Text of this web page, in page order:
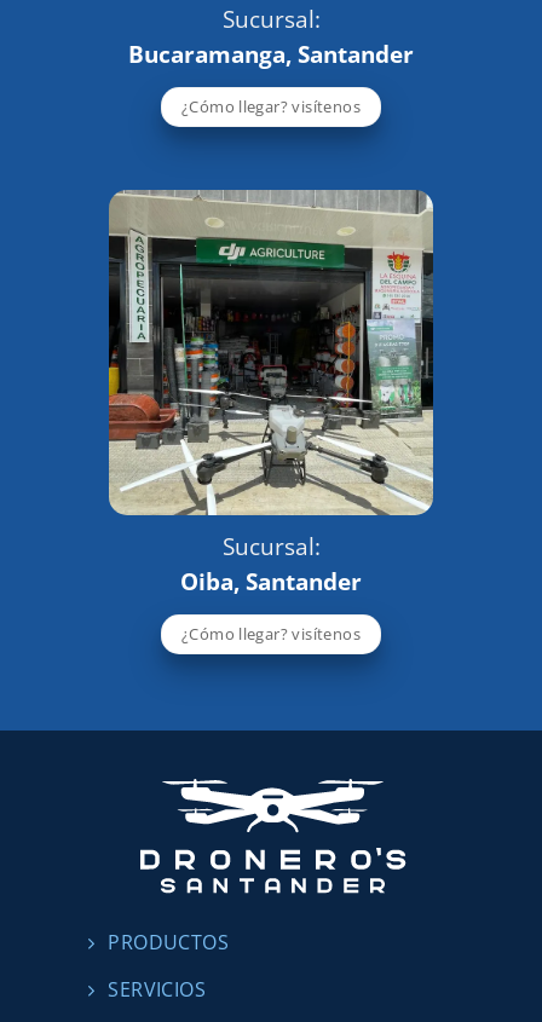
Sucursal:
Bucaramanga, Santander
¿Cómo llegar? visítenos
Sucursal:
Oiba, Santander
¿Cómo llegar? visítenos
PRODUCTOS
SERVICIOS